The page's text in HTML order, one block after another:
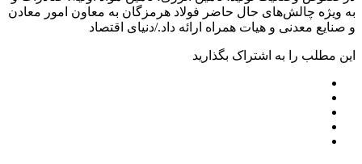
به ویژه چالش‌های حال حاضر فولاد هرمزگان به معاون امور معادن
و صنایع معدنی و هیات همراه ارائه داد./دنیای اقتصاد
این مطلب را به اشتراک بگذارید